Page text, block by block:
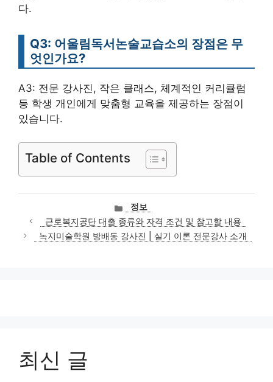
다.
Q3: 어울림독서논술교습소의 장점은 무
엇인가요?
A3: 전문 강사진, 작은 클래스, 체계적인 커리큘럼
등 학생 개인에게 맞춤형 교육을 제공하는 장점이
있습니다.
Table of Contents
카
테
고
리
정보
근로복지공단 대출 종류와 자격 조건 및 참고할 내용
녹지미술학원 방배동 강사진 | 실기 이론 전문강사 소개
최신 글